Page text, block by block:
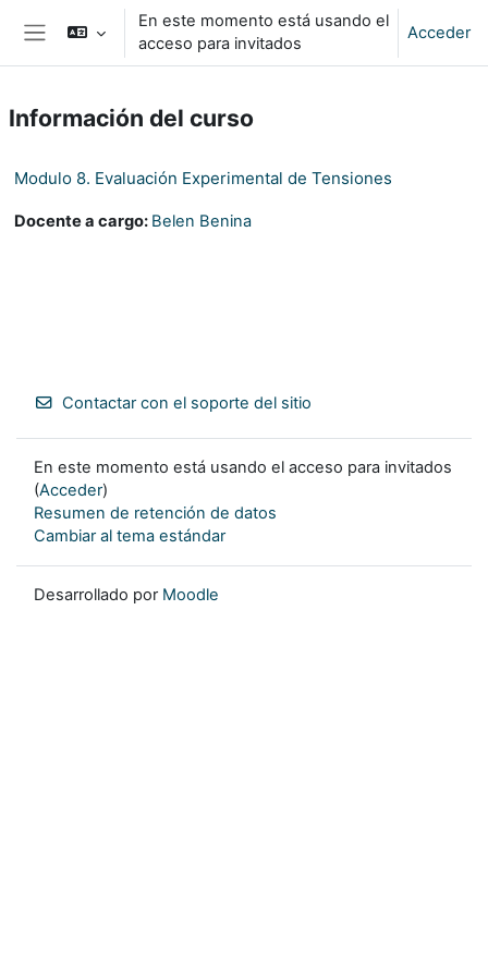
Salta al contenido principal
Panel lateral
En este momento está usando el
acceso para invitados
Acceder
Información del curso
Modulo 8. Evaluación Experimental de Tensiones
Docente a cargo: Belen Benina
Contactar con el soporte del sitio
En este momento está usando el acceso para invitados
(Acceder)
Resumen de retención de datos
Cambiar al tema estándar
Desarrollado por Moodle